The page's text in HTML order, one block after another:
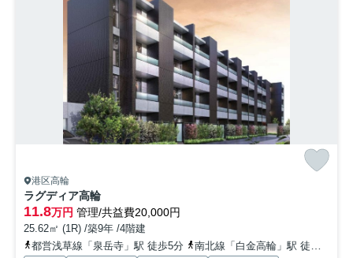
港区高輪
ラグディア高輪
11.8万円 管理/共益費20,000円
25.62㎡ (1R) /築9年 /4階建
都営浅草線「泉岳寺」駅 徒歩5分
南北線「白金高輪」駅 徒歩7分